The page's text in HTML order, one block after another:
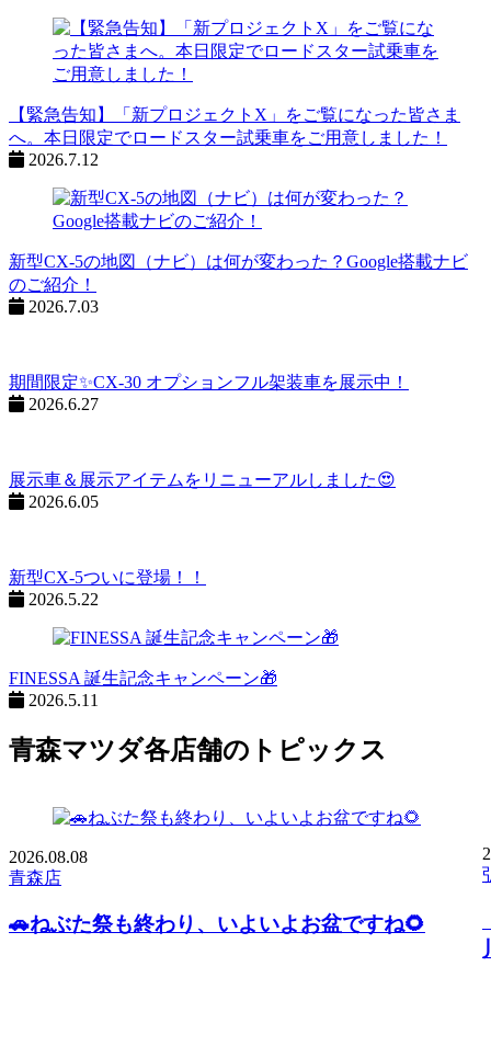
【緊急告知】「新プロジェクトX」をご覧になった皆さま
へ。本日限定でロードスター試乗車をご用意しました！
2026.7.12
新型CX-5の地図（ナビ）は何が変わった？Google搭載ナビ
のご紹介！
2026.7.03
期間限定✨CX-30 オプションフル架装車を展示中！
2026.6.27
展示車＆展示アイテムをリニューアルしました😍
2026.6.05
新型CX-5ついに登場！！
2026.5.22
FINESSA 誕生記念キャンペーン🎁
2026.5.11
青森マツダ各店舗のトピックス
2026.08.08
青森店
🚗ねぶた祭も終わり、いよいよお盆ですね🌻